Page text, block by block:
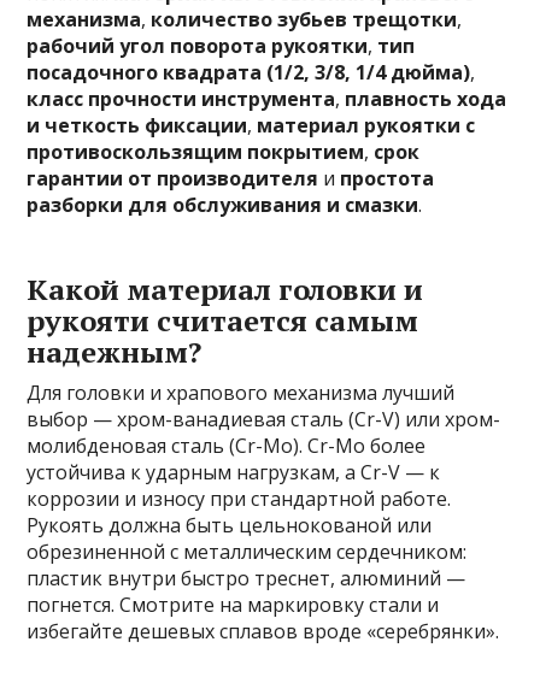
механизма, количество зубьев трещотки,
рабочий угол поворота рукоятки, тип
посадочного квадрата (1/2, 3/8, 1/4 дюйма),
класс прочности инструмента, плавность хода
и четкость фиксации, материал рукоятки с
противоскользящим покрытием, срок
гарантии от производителя и простота
разборки для обслуживания и смазки.
Какой материал головки и
рукояти считается самым
надежным?
Для головки и храпового механизма лучший
выбор — хром-ванадиевая сталь (Cr-V) или хром-
молибденовая сталь (Cr-Mo). Cr-Mo более
устойчива к ударным нагрузкам, а Cr-V — к
коррозии и износу при стандартной работе.
Рукоять должна быть цельнокованой или
обрезиненной с металлическим сердечником:
пластик внутри быстро треснет, алюминий —
погнется. Смотрите на маркировку стали и
избегайте дешевых сплавов вроде «серебрянки».